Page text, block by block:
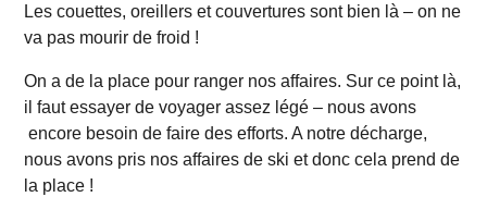
Les couettes, oreillers et couvertures sont bien là – on ne
va pas mourir de froid !
On a de la place pour ranger nos affaires. Sur ce point là,
il faut essayer de voyager assez légé – nous avons
encore besoin de faire des efforts. A notre décharge,
nous avons pris nos affaires de ski et donc cela prend de
la place !